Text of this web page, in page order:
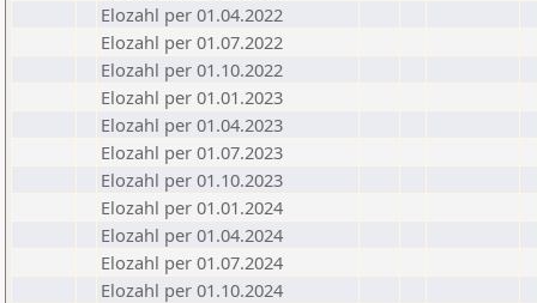
Elozahl per 01.04.2022
Elozahl per 01.07.2022
Elozahl per 01.10.2022
Elozahl per 01.01.2023
Elozahl per 01.04.2023
Elozahl per 01.07.2023
Elozahl per 01.10.2023
Elozahl per 01.01.2024
Elozahl per 01.04.2024
Elozahl per 01.07.2024
Elozahl per 01.10.2024